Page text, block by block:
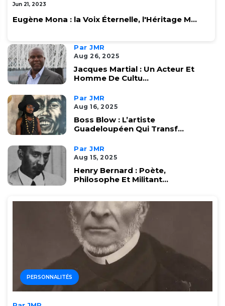
Jun 21, 2023
Eugène Mona : la Voix Éternelle, l'Héritage M...
Par JMR
Aug 26, 2025
Jacques Martial : Un Acteur Et
Homme De Cultu...
Par JMR
Aug 16, 2025
Boss Blow : L’artiste
Guadeloupéen Qui Transf...
Par JMR
Aug 15, 2025
Henry Bernard : Poète,
Philosophe Et Militant...
PERSONNALITÉS